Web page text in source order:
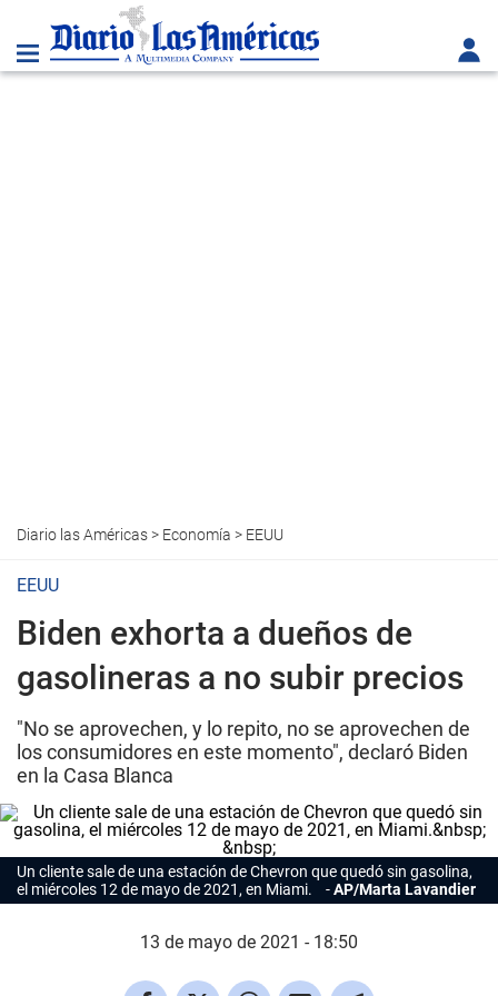
Diario las Américas> Economía > EEUU
EEUU
Biden exhorta a dueños de
gasolineras a no subir precios
"No se aprovechen, y lo repito, no se aprovechen de
los consumidores en este momento", declaró Biden
en la Casa Blanca
Un cliente sale de una estación de Chevron que quedó sin gasolina,
el miércoles 12 de mayo de 2021, en Miami.
AP/Marta Lavandier
13 de mayo de 2021 - 18:50